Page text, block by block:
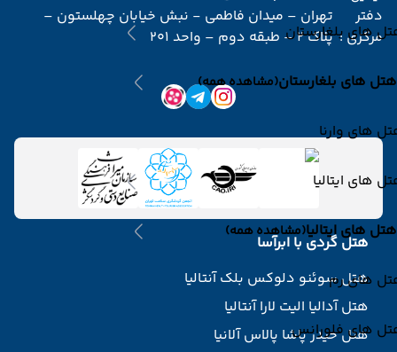
های بلغارستان
هتل های بلغارستان(مشاهده همه)
های وارنا
های ایتالیا
هتل های ایتالیا(مشاهده همه)
های رم
های فلورانس
دفتر
مرکزی :
تهران – میدان فاطمی - نبش خیابان چهلستون –
پلاک 2 – طبقه دوم – واحد 201
هتل گردی با ابرآسا
هتل سوئنو دلوکس بلک آنتالیا
هتل آدالیا الیت لارا آنتالیا
هتل حیدر پاشا پالاس آلانیا